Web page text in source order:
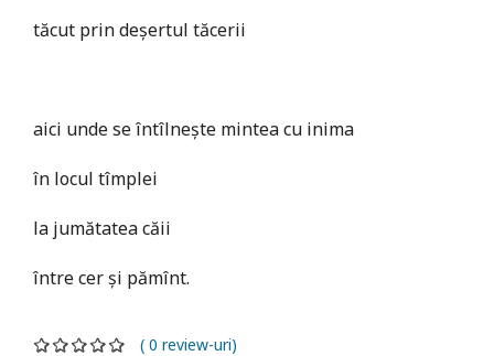
tăcut prin deșertul tăcerii
aici unde se întîlnește mintea cu inima
în locul tîmplei
la jumătatea căii
între cer și pămînt.
( 0 review-uri)